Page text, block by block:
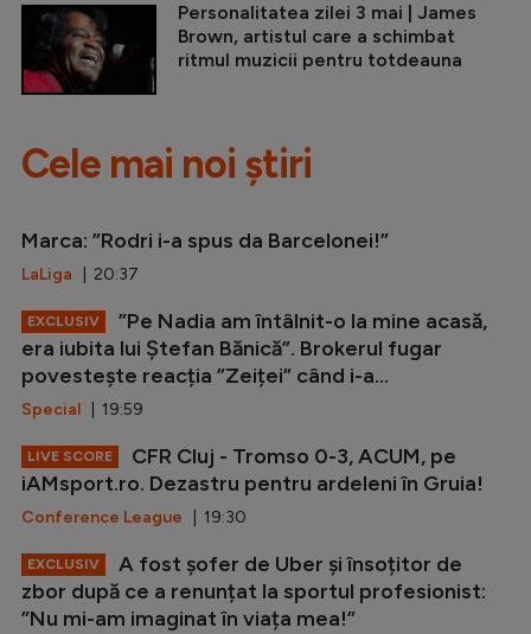
Personalitatea zilei 3 mai | James
Brown, artistul care a schimbat
ritmul muzicii pentru totdeauna
Cele mai noi știri
Marca: ”Rodri i-a spus da Barcelonei!”
LaLiga | 20:37
EXCLUSIV
”Pe Nadia am întâlnit-o la mine acasă,
era iubita lui Ștefan Bănică”. Brokerul fugar
povestește reacția ”Zeiței” când i-a...
Special | 19:59
LIVE SCORE
CFR Cluj - Tromso 0-3, ACUM, pe
iAMsport.ro. Dezastru pentru ardeleni în Gruia!
Conference League | 19:30
EXCLUSIV
A fost șofer de Uber și însoțitor de
zbor după ce a renunțat la sportul profesionist:
”Nu mi-am imaginat în viața mea!”